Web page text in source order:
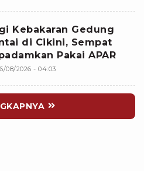
Kebakaran Gedung
di Cikini, Sempat
Pakai APAR
6/08/2026 - 04:03